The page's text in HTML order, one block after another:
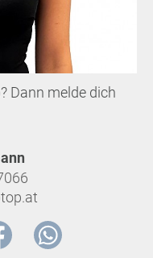
Dann melde dich